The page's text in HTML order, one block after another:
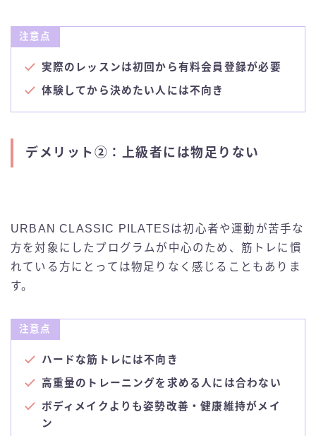
注意点
実際のレッスンは初回から有料会員登録が必要
体験してから決めたい人には不向き
デメリット②：上級者には物足りない
URBAN CLASSIC PILATESは初心者や運動が苦手な
方を対象にしたプログラムが中心のため、筋トレに慣
れている方にとっては物足りなく感じることもありま
す。
注意点
ハードな筋トレには不向き
高重量のトレーニングを求める人には合わない
ボディメイクよりも姿勢改善・健康維持がメイ
ン